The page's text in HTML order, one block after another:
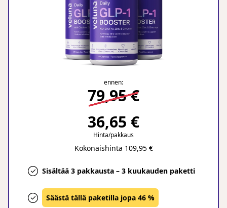
ennen:
79,95 €
36,65 €
Hinta/pakkaus
Kokonaishinta 109,95 €
Sisältää 3 pakkausta – 3 kuukauden paketti
Säästä tällä paketilla jopa 46 %